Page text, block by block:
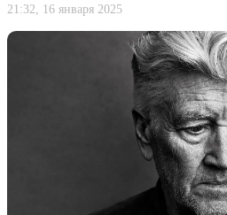
21:32, 16 января 2025